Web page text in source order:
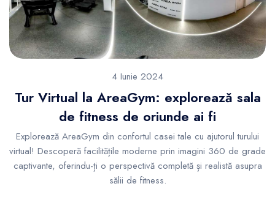
4 Iunie 2024
Tur Virtual la AreaGym: explorează sala
de fitness de oriunde ai fi
Explorează AreaGym din confortul casei tale cu ajutorul turului
virtual! Descoperă facilitățile moderne prin imagini 360 de grade
captivante, oferindu-ți o perspectivă completă și realistă asupra
sălii de fitness.